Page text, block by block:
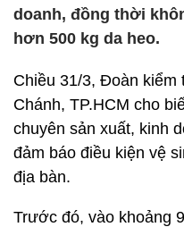
doanh, đồng thời
hơn 500 kg da heo.
Chiều 31/3, Đoàn kiểm
Chánh, TP.HCM cho
chuyên sản xuất, kinh
đảm báo điều kiện vệ
địa bàn.
Trước đó, vào khoảng